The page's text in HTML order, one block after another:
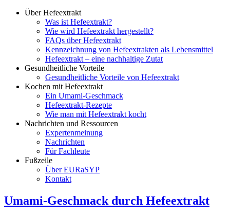
Über Hefeextrakt
Was ist Hefeextrakt?
Wie wird Hefeextrakt hergestellt?
FAQs über Hefeextrakt
Kennzeichnung von Hefeextrakten als Lebensmittel
Hefeextrakt – eine nachhaltige Zutat
Gesundheitliche Vorteile
Gesundheitliche Vorteile von Hefeextrakt
Kochen mit Hefeextrakt
Ein Umami-Geschmack
Hefeextrakt-Rezepte
Wie man mit Hefeextrakt kocht
Nachrichten und Ressourcen
Expertenmeinung
Nachrichten
Für Fachleute
Fußzeile
Über EURaSYP
Kontakt
Umami-Geschmack durch Hefeextrakt